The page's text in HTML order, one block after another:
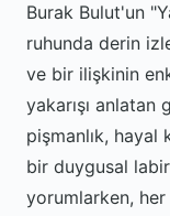
Burak Bulut'un
ruhunda derin
ve bir ilişkinin
yakarışı anlatan
pişmanlık, hayal
bir duygusal
yorumlarken,